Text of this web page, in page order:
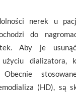
nerek u
do
Aby je
użyciu dializatora,
Obecnie
(HD), są